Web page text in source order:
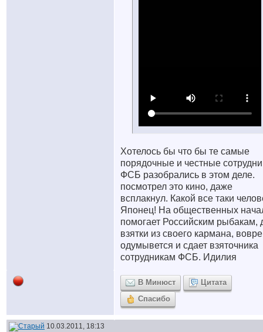
Хотелось бы что бы те самые
порядочные и честные
ФСБ разобрались в этом деле.
посмотрел это кино, даже
всплакнул. Какой все таки
Японец! На общественных
помогает Российским рыбакам,
взятки из своего кармана,
одумывется и сдает взяточника
сотрудникам ФСБ. Идилия
В Минюст
Цитата
Спасибо
10.03.2011, 18:13